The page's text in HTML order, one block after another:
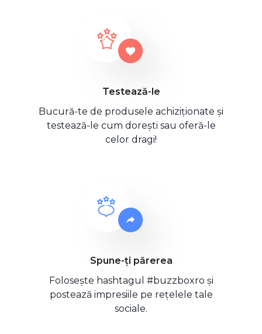
Testează-le
Bucură-te de produsele achiziționate și
testează-le cum dorești sau oferă-le
celor dragi!
Spune-ți părerea
Folosește hashtagul #buzzboxro și
postează impresiile pe rețelele tale
sociale.